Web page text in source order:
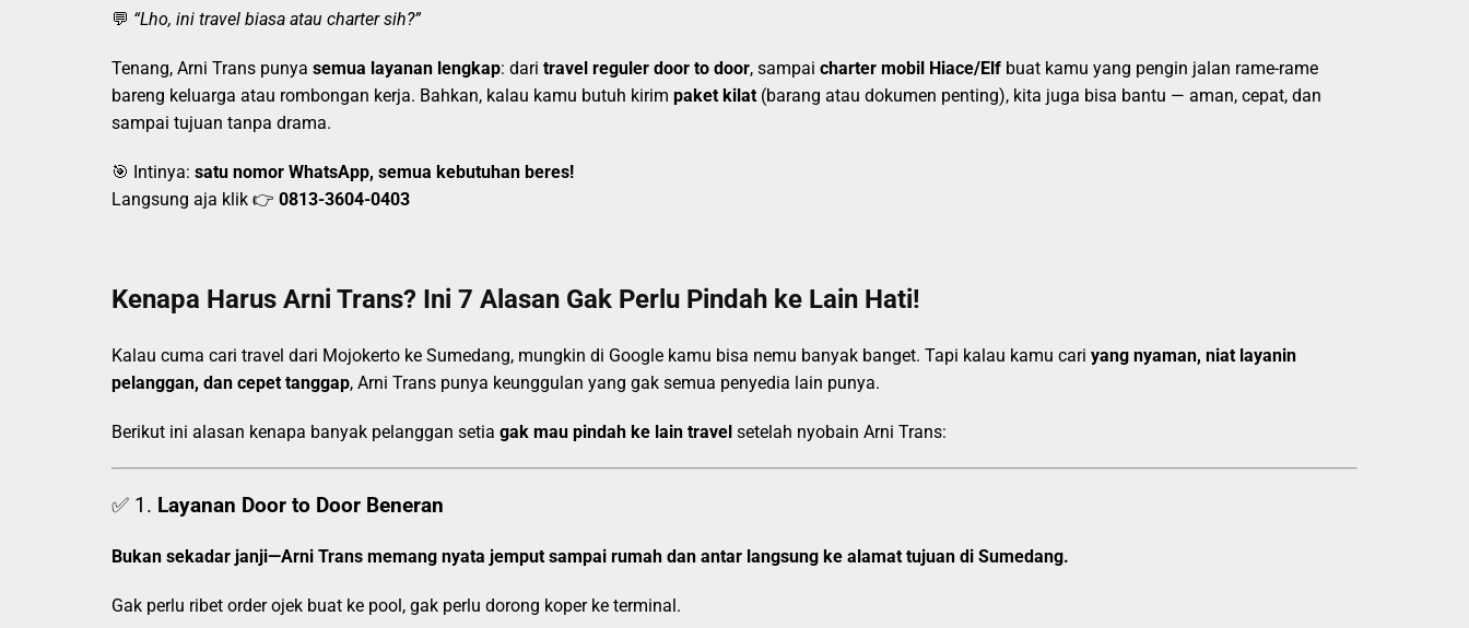
💬 “Lho, ini travel biasa atau charter sih?”
Tenang, Arni Trans punya semua layanan lengkap: dari travel reguler door to door, sampai charter mobil Hiace/Elf buat kamu yang pengin jalan rame-rame
bareng keluarga atau rombongan kerja. Bahkan, kalau kamu butuh kirim paket kilat (barang atau dokumen penting), kita juga bisa bantu — aman, cepat, dan
sampai tujuan tanpa drama.
🎯 Intinya: satu nomor WhatsApp, semua kebutuhan beres!
Langsung aja klik 👉 0813-3604-0403
Kenapa Harus Arni Trans? Ini 7 Alasan Gak Perlu Pindah ke Lain Hati!
Kalau cuma cari travel dari Mojokerto ke Sumedang, mungkin di Google kamu bisa nemu banyak banget. Tapi kalau kamu cari yang nyaman, niat layanin
pelanggan, dan cepet tanggap, Arni Trans punya keunggulan yang gak semua penyedia lain punya.
Berikut ini alasan kenapa banyak pelanggan setia gak mau pindah ke lain travel setelah nyobain Arni Trans:
✅ 1. Layanan Door to Door Beneran
Bukan sekadar janji—Arni Trans memang nyata jemput sampai rumah dan antar langsung ke alamat tujuan di Sumedang.
Gak perlu ribet order ojek buat ke pool, gak perlu dorong koper ke terminal.